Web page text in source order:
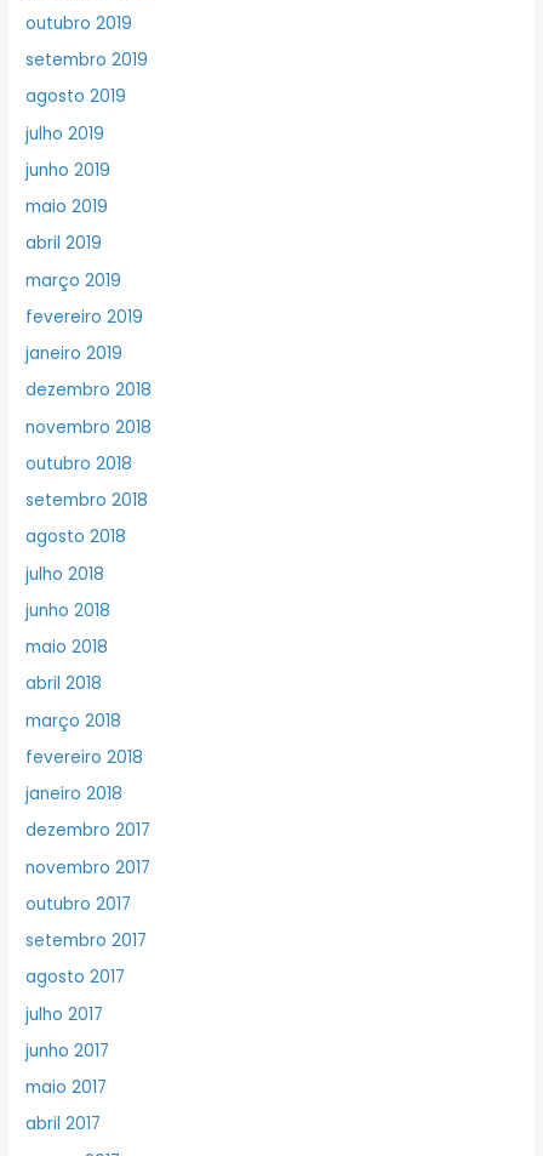
outubro 2019
setembro 2019
agosto 2019
julho 2019
junho 2019
maio 2019
abril 2019
março 2019
fevereiro 2019
janeiro 2019
dezembro 2018
novembro 2018
outubro 2018
setembro 2018
agosto 2018
julho 2018
junho 2018
maio 2018
abril 2018
março 2018
fevereiro 2018
janeiro 2018
dezembro 2017
novembro 2017
outubro 2017
setembro 2017
agosto 2017
julho 2017
junho 2017
maio 2017
abril 2017